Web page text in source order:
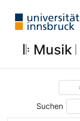
𝄆 Musik 𝄀
Suchen